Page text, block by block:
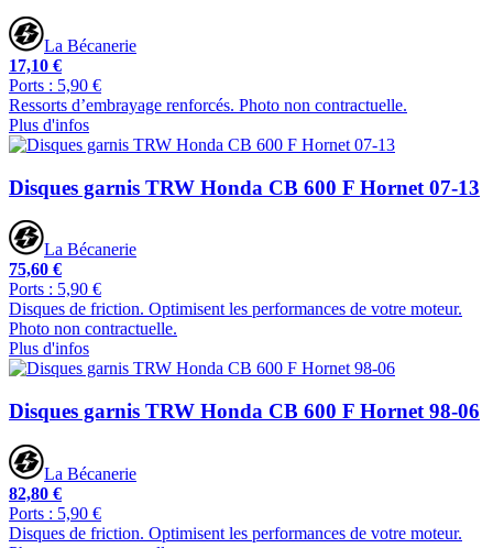
La Bécanerie
17,10 €
Ports : 5,90 €
Ressorts d’embrayage renforcés. Photo non contractuelle.
Plus d'infos
Disques garnis TRW Honda CB 600 F Hornet 07-13
La Bécanerie
75,60 €
Ports : 5,90 €
Disques de friction. Optimisent les performances de votre moteur.
Photo non contractuelle.
Plus d'infos
Disques garnis TRW Honda CB 600 F Hornet 98-06
La Bécanerie
82,80 €
Ports : 5,90 €
Disques de friction. Optimisent les performances de votre moteur.